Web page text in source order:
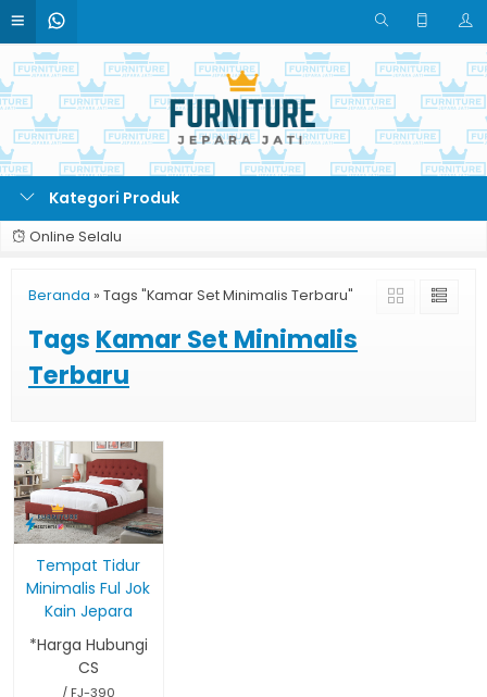
Kategori Produk
Online Selalu
Beranda » Tags "Kamar Set Minimalis Terbaru"
Tags Kamar Set Minimalis
Terbaru
Tempat Tidur
Minimalis Ful Jok
Kain Jepara
*Harga Hubungi
CS
/ FJ-390